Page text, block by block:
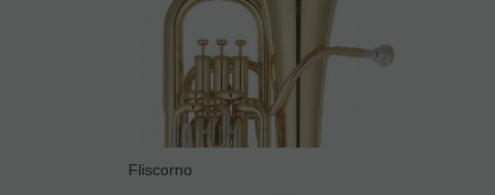
Fliscorno